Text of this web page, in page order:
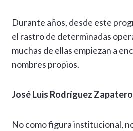
p
k
Durante años, desde este
el rastro de determinadas
muchas de ellas empiezan a
nombres propios.
José Luis Rodríguez Zapatero
No como figura institucional,